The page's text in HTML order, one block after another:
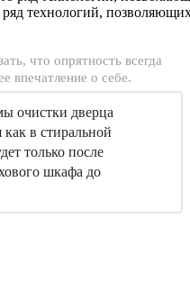
технологий,
что опрятность всегда
впечатление о себе.
очистки дверца
в стиральной
только после
шкафа до